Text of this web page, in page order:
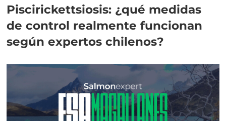
Piscirickettsiosis: ¿qué medidas
de control realmente funcionan
según expertos chilenos?